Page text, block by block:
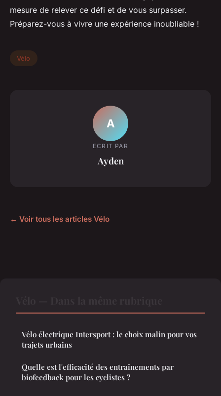
mesure de relever ce défi et de vous surpasser.
Préparez-vous à vivre une expérience inoubliable !
Vélo
A
ECRIT PAR
Ayden
← Voir tous les articles Vélo
Vélo électrique Intersport : le choix malin pour vos
trajets urbains
Quelle est l'efficacité des entraînements par
biofeedback pour les cyclistes ?